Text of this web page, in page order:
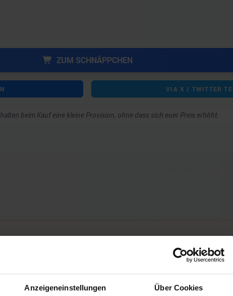
Anzeigeneinstellungen Über Cookies
ZUM SCHNÄPPCHEN
VIA X / TWITTER
beim Kauf eine kleine Provision, ohne dass sich euer Preis erhöht.
vorhanden.